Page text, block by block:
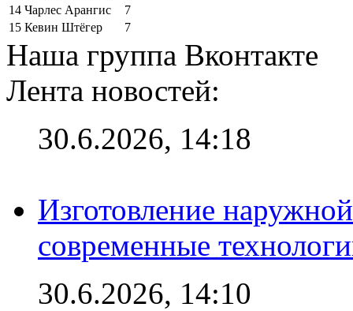
14 Чарлес Арангис
7
15 Кевин Штёгер 7
Наша группа Вконтакте
Лента новостей:
30.6.2026, 14:18
Изготовление
современные
30.6.2026, 14:10